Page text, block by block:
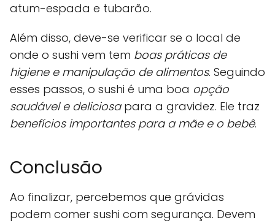
atum-espada e tubarão.
Além disso, deve-se verificar se o local de
onde o sushi vem tem boas práticas de
higiene e manipulação de alimentos. Seguindo
esses passos, o sushi é uma boa opção
saudável e deliciosapara a gravidez. Ele traz
benefícios importantes para a mãe e o bebê.
Conclusão
Ao finalizar, percebemos que grávidas
podem comer sushi com segurança. Devem